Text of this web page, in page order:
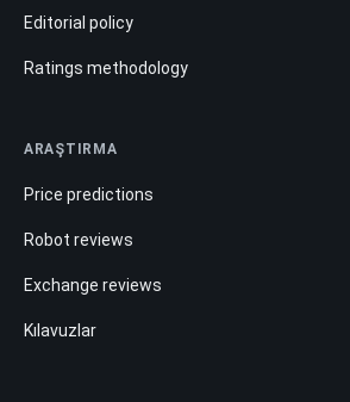
Editorial policy
Ratings methodology
ARAŞTIRMA
Price predictions
Robot reviews
Exchange reviews
Kılavuzlar